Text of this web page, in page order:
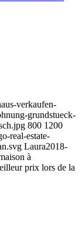
verkaufen-
grundstueck-
800 1200
real-estate-
Laura2018-
à
prix lors de la